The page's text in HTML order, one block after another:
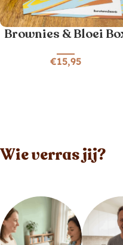
Brownies & Bloei
€15,95
Wie verras jij?